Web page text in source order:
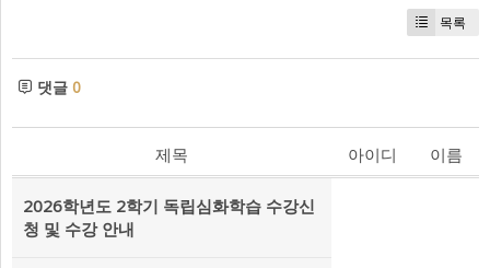
목록
댓글 0
제목 아이디 이름
2026학년도 2학기 독립심화학습 수강신
청 및 수강 안내